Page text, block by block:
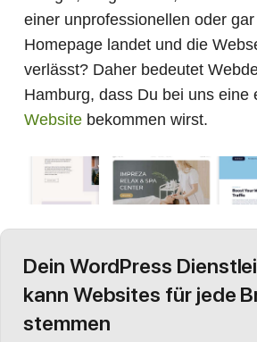
einer unprofessionellen oder
Homepage landet und die
verlässt? Daher bedeutet
Hamburg, dass Du bei uns eine
Website bekommen wirst.
Dein WordPress
kann Websites für jede
stemmen